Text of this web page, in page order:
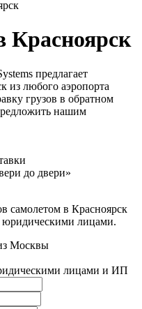
Красноярск
предлагает
из любого аэропорта
грузов в обратном
нашим
до двери»
самолетом в Красноярск
юридическими лицами.
Москвы
лицами и ИП